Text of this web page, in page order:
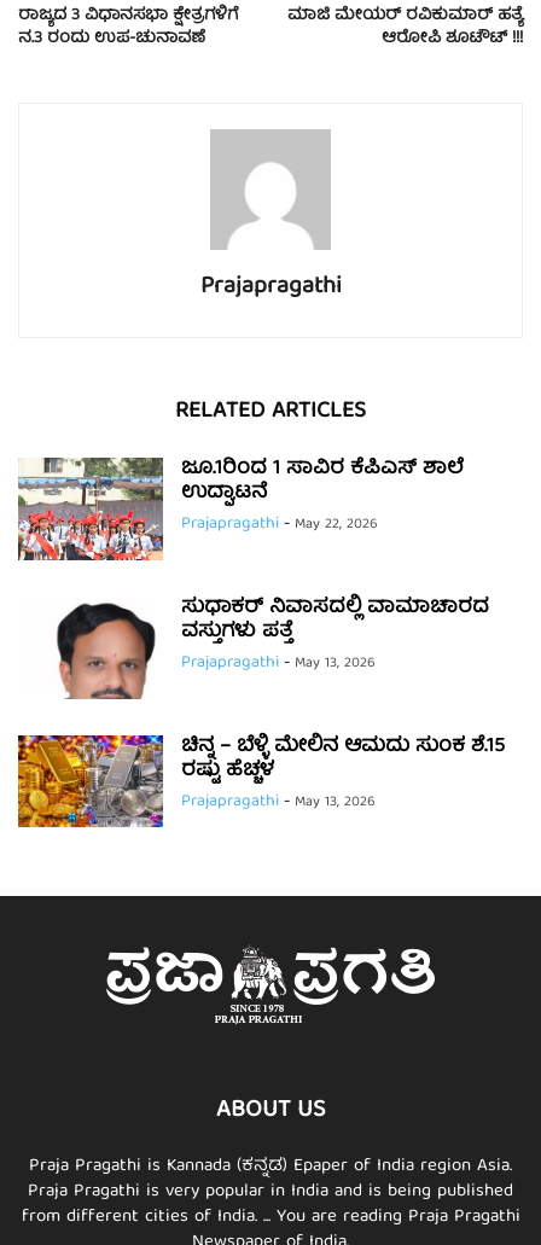
ರಾಜ್ಯದ 3 ವಿಧಾನಸಭಾ ಕ್ಷೇತ್ರಗಳಿಗೆ
ನ.3 ರಂದು ಉಪ-ಚುನಾವಣೆ
ಮಾಜಿ ಮೇಯರ್ ರವಿಕುಮಾರ್ ಹತ್ಯೆ
ಆರೋಪಿ ಶೂಟೌಟ್ !!!
Prajapragathi
RELATED ARTICLES
ಜೂ.1ರಿಂದ 1 ಸಾವಿರ ಕೆಪಿಎಸ್ ಶಾಲೆ
ಉದ್ಘಾಟನೆ
Prajapragathi- May 22, 2026
ಸುಧಾಕರ್ ನಿವಾಸದಲ್ಲಿ ವಾಮಾಚಾರದ
ವಸ್ತುಗಳು ಪತ್ತೆ
Prajapragathi- May 13, 2026
ಚಿನ್ನ – ಬೆಳ್ಳಿ ಮೇಲಿನ ಆಮದು ಸುಂಕ ಶೆ.15
ರಷ್ಟು ಹೆಚ್ಚಳ
Prajapragathi- May 13, 2026
ABOUT US
Praja Pragathi is Kannada (ಕನ್ನಡ) Epaper of India region Asia.
Praja Pragathi is very popular in India and is being published
from different cities of India. ... You are reading Praja Pragathi